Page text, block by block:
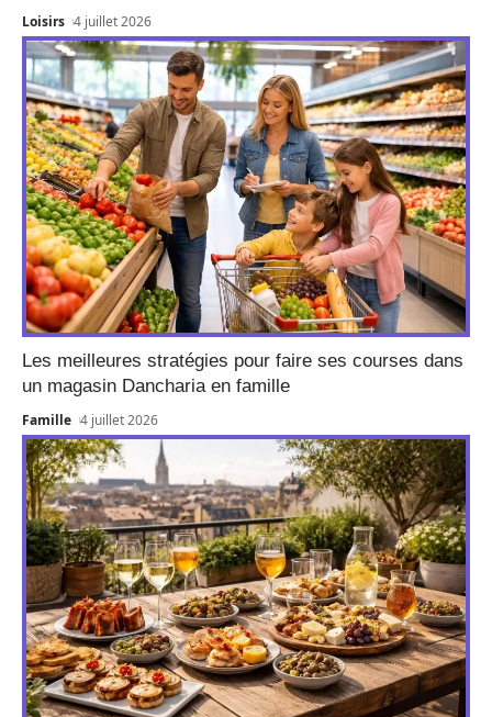
Loisirs 4 juillet 2026
Les meilleures stratégies pour faire ses courses dans
un magasin Dancharia en famille
Famille 4 juillet 2026